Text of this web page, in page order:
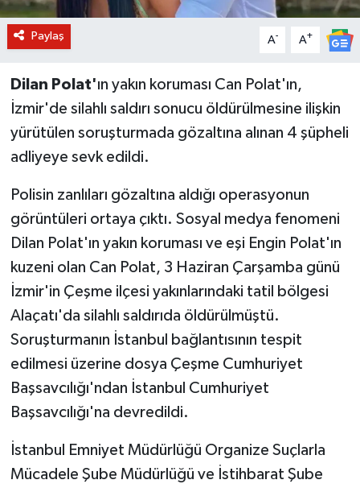
Paylaş A- A+
Dilan Polat'ın yakın koruması Can Polat'ın,
İzmir'de silahlı saldırı sonucu öldürülmesine ilişkin
yürütülen soruşturmada gözaltına alınan 4 şüpheli
adliyeye sevk edildi.
Polisin zanlıları gözaltına aldığı operasyonun
görüntüleri ortaya çıktı. Sosyal medya fenomeni
Dilan Polat'ın yakın koruması ve eşi Engin Polat'ın
kuzeni olan Can Polat, 3 Haziran Çarşamba günü
İzmir'in Çeşme ilçesi yakınlarındaki tatil bölgesi
Alaçatı'da silahlı saldırıda öldürülmüştü.
Soruşturmanın İstanbul bağlantısının tespit
edilmesi üzerine dosya Çeşme Cumhuriyet
Başsavcılığı'ndan İstanbul Cumhuriyet
Başsavcılığı'na devredildi.
İstanbul Emniyet Müdürlüğü Organize Suçlarla
Mücadele Şube Müdürlüğü ve İstihbarat Şube